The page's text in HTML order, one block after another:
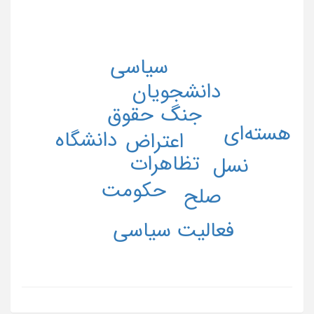
اعتراض
تظاهرات
جنگ حقوق
حکومت
دانشجویان
دانشگاه
سیاسی
صلح
فعالیت سیاسی
نسل
هسته‌ای